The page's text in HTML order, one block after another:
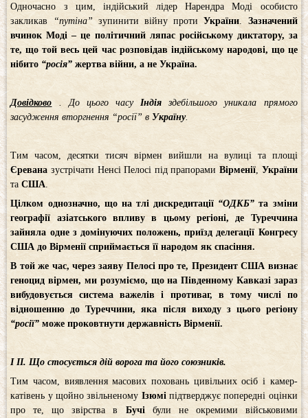
Одночасно з цим, індійський лідер Нарендра Моді особисто
закликав
“путіна” зупинити війну протиУкраїни
Зазначений
вчинок Моді – це політичний ляпас російському диктатору, за
те, що той весь цей час розповідав індійському народові, що це
нібито “росія” жертва війни, а не Україна.
Довідково . До цього часу Індія здебільшого уникала прямого
засудження вторгнення “росії” в Україну.
Тим часом, десятки тисяч вірмен вийшли на вулиці та площі
Єревана зустрічати Ненсі Пелосі під прапорами Вірменії, України
таСША
Цілком однозначно, що на тлі дискредитації “ОДКБ” та зміни
географії азіатського впливу в цьому регіоні, де Туреччина
зайняла одне з домінуючих положень, приїзд делегації Конгресу
США до Вірменії сприймається її народом як спасіння.
В той же час, через заяву Пелосі про те, Президент США визнає
геноцид вірмен, ми розуміємо, що на Південному Кавказі зараз
вибудовується система важелів і противаг, в тому числі по
відношенню до Туреччини, яка після виходу з цього регіону
“росії” може проковтнути державність Вірменії.
І ІІ. Що стосується дій ворога та його союзників.
Тим часом, виявлення масових поховань цивільних осіб і камер-
катівень у щойно звільненому Ізюмі підтверджує попередні оцінки
про те, що звірства в Бучі були не окремими військовими